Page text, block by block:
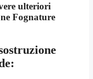
ulteriori
Fognature